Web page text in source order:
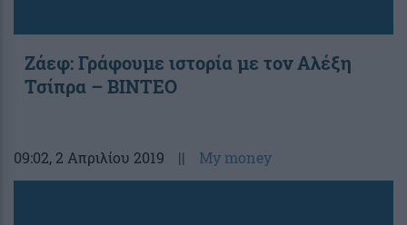
Ζάεφ: Γράφουμε ιστορία με τον Αλέξη
Τσίπρα – ΒΙΝΤΕΟ
09:02, 2 Απριλίου 2019 || My money